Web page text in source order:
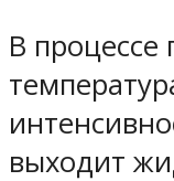
В процессе
выходит